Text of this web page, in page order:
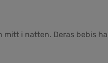
i natten. Deras bebis